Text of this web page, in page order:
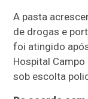
A pasta
de drogas e
foi atingido
Hospital
sob escolta